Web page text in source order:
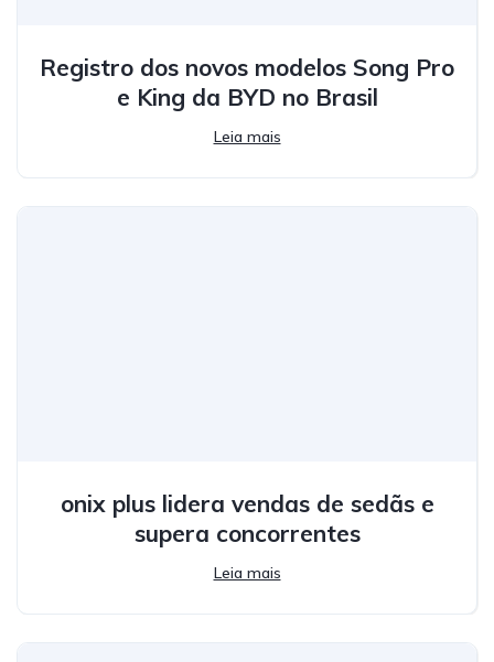
Registro dos novos modelos Song Pro
e King da BYD no Brasil
Leia mais
onix plus lidera vendas de sedãs e
supera concorrentes
Leia mais